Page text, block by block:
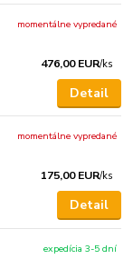
476,00 EUR/ks
momentálne vypredané
Detail
175,00 EUR/ks
momentálne vypredané
Detail
expedícia 3-5 dní